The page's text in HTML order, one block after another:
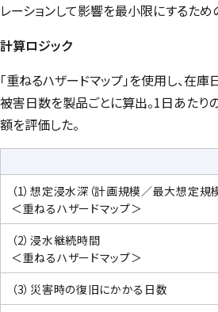
レーションして影響を最小限にするため
計算ロジック
「重ねるハザードマップ」を使用し、在
被害日数を製品ごとに算出。1日あたり
額を評価した。
（1）想定浸水深（計画規模／最大想定規模
＜重ねるハザードマップ＞
（2）浸水継続時間
＜重ねるハザードマップ＞
（3）災害時の復旧にかかる日数